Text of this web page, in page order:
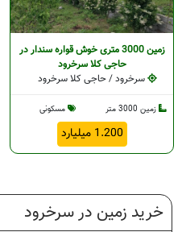
زمین 3000 متری خوش قواره سندار در
حاجی کلا سرخرود
سرخرود / حاجی کلا سرخرود
زمین 3000 متر مسکونی
1.200 میلیارد
خرید زمین در سرخرود